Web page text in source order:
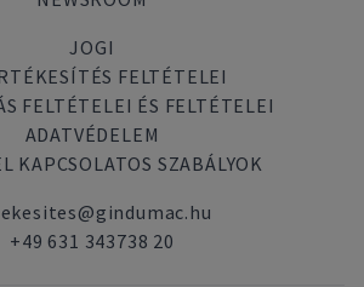
JOGI
FELTÉTELEI
FELTÉTELEI ÉS FELTÉTELEI
ADATVÉDELEM
KAPCSOLATOS SZABÁLYOK
+49 631 343738 20